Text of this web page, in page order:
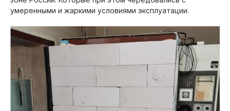
умеренными и жаркими условиями эксплуатации.